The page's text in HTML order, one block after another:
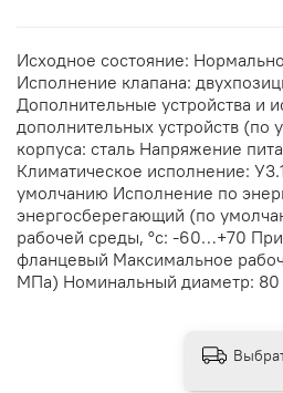
Исходное состояние:
Исполнение клапана:
Дополнительные устройства и
дополнительных устройств (по
корпуса: сталь Напряжение
Климатическое исполнение:
умолчанию Исполнение по
энергосберегающий (по
рабочей среды, °с: -60…+70
фланцевый Максимальное
МПа) Номинальный диаметр: